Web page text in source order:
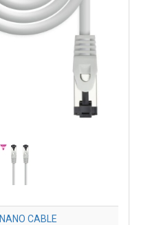
NANO CABLE